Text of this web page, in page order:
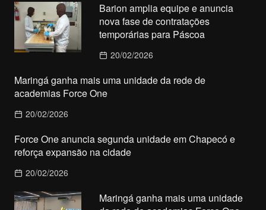
Barion amplia equipe e anuncia
nova fase de contratações
temporárias para Páscoa
20/02/2026
Maringá ganha mais uma unidade da rede de
academias Force One
20/02/2026
Force One anuncia segunda unidade em Chapecó e
reforça expansão na cidade
20/02/2026
Maringá ganha mais uma unidade